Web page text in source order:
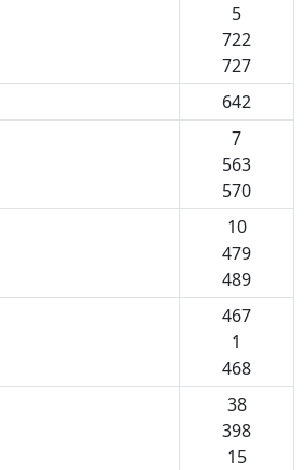
5
722
727
642
7
563
570
10
479
489
467
1
468
38
398
15